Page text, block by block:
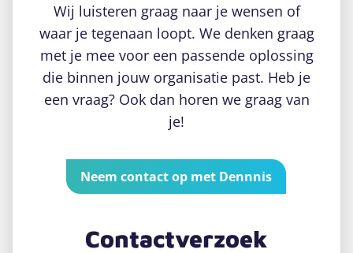
Wij luisteren graag naar je wensen of
waar je tegenaan loopt. We denken graag
met je mee voor een passende oplossing
die binnen jouw organisatie past. Heb je
een vraag? Ook dan horen we graag van
je!
Neem contact op met Dennnis
Contactverzoek